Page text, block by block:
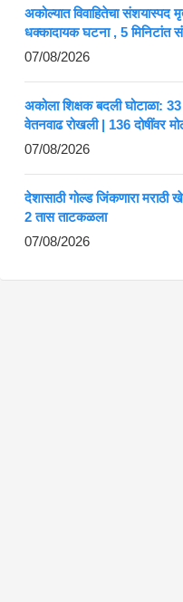
अकोल्यात विवाहितेचा
धक्कादायक घटना , 5 मिनिटांत
07/08/2026
अकोला शिक्षक बदली घोटाळा:
वेतनवाढ रोखली | 136 दोषींवर
07/08/2026
देशासाठी गोल्ड जिंकणारा मराठी
2 तास ताटकळला
07/08/2026